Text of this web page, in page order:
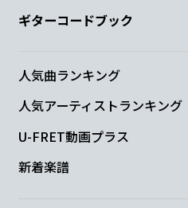
ギターコードブック
人気曲ランキング
人気アーティストランキング
U-FRET動画プラス
新着楽譜